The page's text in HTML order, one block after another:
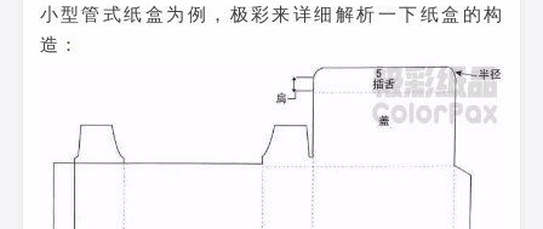
小型管式纸盒为例，极彩来详细解析一下纸盒的构
造：